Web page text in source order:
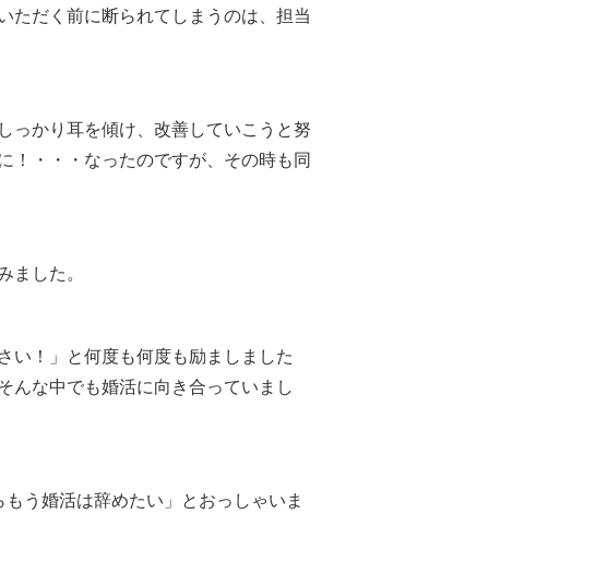
ただく前に断られてしまうのは、担当
っかり耳を傾け、改善していこうと努
！・・・なったのですが、その時も同
した。
い！」と何度も何度も励ましました
んな中でも婚活に向き合っていまし
う婚活は辞めたい」とおっしゃいま